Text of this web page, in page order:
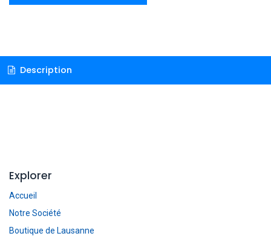
Description
Explorer
Accueil
Notre Société
Boutique de Lausanne